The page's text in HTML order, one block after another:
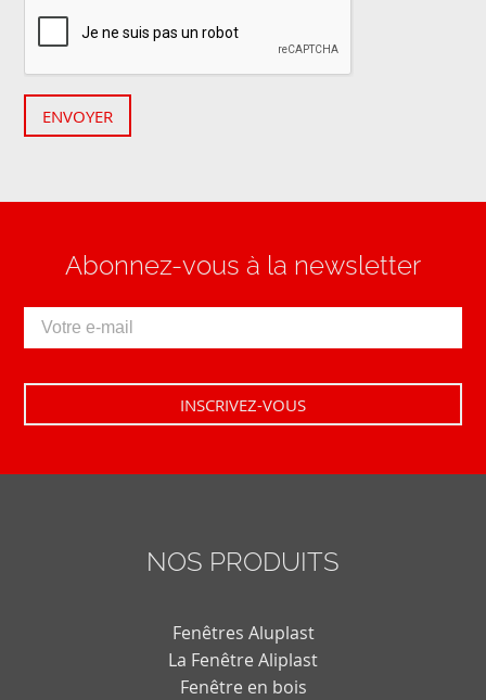
ENVOYER
Abonnez-vous à la newsletter
NOS PRODUITS
Fenêtres Aluplast
La Fenêtre Aliplast
Fenêtre en bois